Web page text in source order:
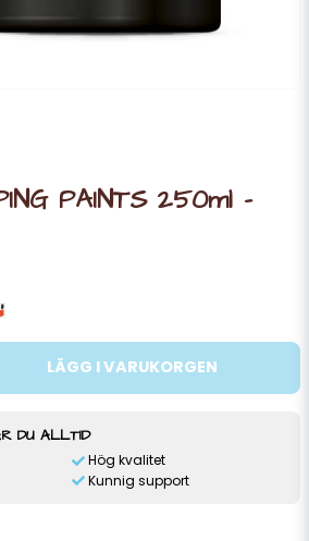
PAINTS 250ml -
LÄGG I VARUKORGEN
DU ALLTID
Hög kvalitet
Kunnig support